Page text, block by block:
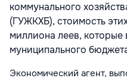
коммунального
(ГУЖКХБ), стоимость
миллиона леев, которые
муниципального
Экономический агент,